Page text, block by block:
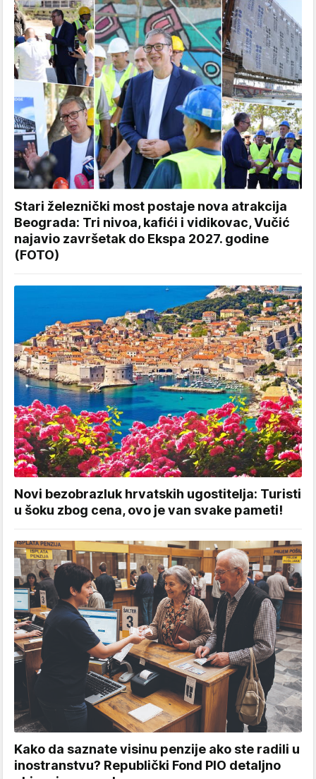
Stari železnički most postaje nova atrakcija
Beograda: Tri nivoa, kafići i vidikovac, Vučić
najavio završetak do Ekspa 2027. godine
(FOTO)
Novi bezobrazluk hrvatskih ugostitelja: Turisti
u šoku zbog cena, ovo je van svake pameti!
Kako da saznate visinu penzije ako ste radili u
inostranstvu? Republički Fond PIO detaljno